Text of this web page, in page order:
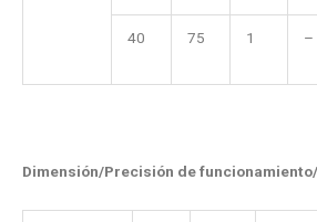
40 75 1 –
Dimensión/Precisión de